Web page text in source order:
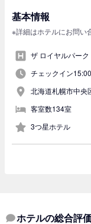
基本情報
※詳細はホテルにお問い
ザ ロイヤルパー
チェックイン
北海道札幌市中央
客室数134室
3つ星ホテル
ホテルの総合評